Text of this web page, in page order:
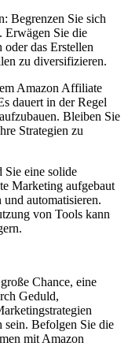
Begrenzen Sie sich
‍Erwägen Sie die
das Erstellen
zu diversifizieren.
Amazon Affiliate
⁣dauert in der Regel
Bleiben Sie
Strategien zu
Sie eine solide‌
Marketing ⁤aufgebaut
automatisieren.
von ‌Tools kann
Chance, eine
Geduld,
Befolgen Sie die
mit Amazon